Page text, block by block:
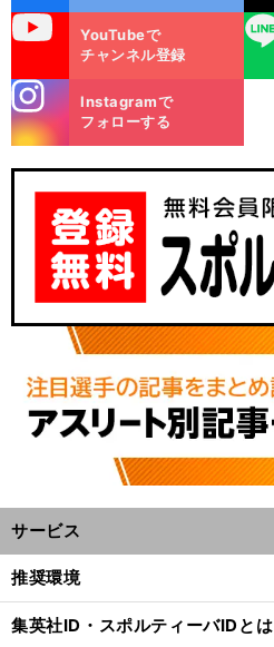
YouTubeで
チャンネル登録
LINE
m
Instagramで
フォローする
サービス
推奨環境
集英社ID・スポルティーバIDとは